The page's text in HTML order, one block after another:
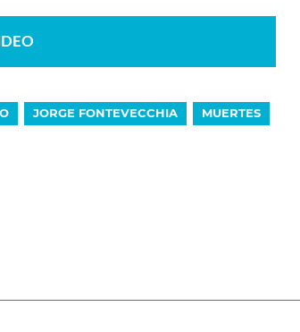
JORGE FONTEVECCHIA
MUERTES